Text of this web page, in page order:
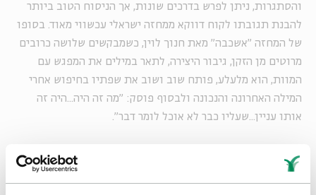
והסתגרות, ניתן לפרש בדרכים שונות, אך הניסוח הטוב ביותר
להבנת תגובתו לקוח דווקא ממחזה ישראלי עכשווי מאוד. בסופו
של המחזה "אשכבה" מאת חנוך לוין, כשמבקשים שלושה כרובים
מרוטים מן הזקן, גיבור היצירה, לתאר במילים את המפגש עם
המוות, הוא מלעלע, פותח שוב ושוב את שפתיו בחיפוש אחרי
המילה האחרונה והנכונה ולבסוף פוסק: "מה זה היה...היה זה
אותו עניין...שעליו כבר לא אוכל לומר דבר".